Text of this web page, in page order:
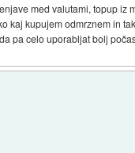
med valutami, topup iz
kaj kupujem odmrznem in
pa celo uporabljat bolj